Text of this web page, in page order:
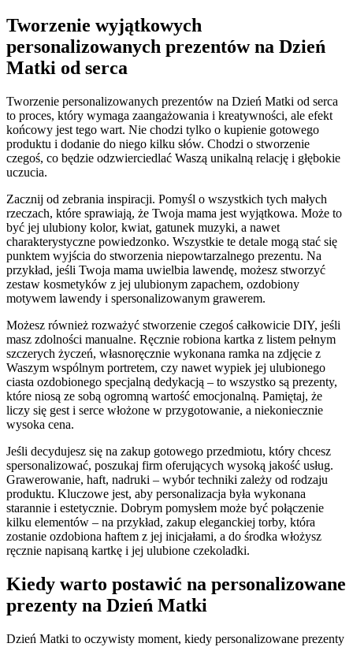
Tworzenie wyjątkowych
personalizowanych prezentów na Dzień
Matki od serca
Tworzenie personalizowanych prezentów na Dzień Matki od serca
to proces, który wymaga zaangażowania i kreatywności, ale efekt
końcowy jest tego wart. Nie chodzi tylko o kupienie gotowego
produktu i dodanie do niego kilku słów. Chodzi o stworzenie
czegoś, co będzie odzwierciedlać Waszą unikalną relację i głębokie
uczucia.
Zacznij od zebrania inspiracji. Pomyśl o wszystkich tych małych
rzeczach, które sprawiają, że Twoja mama jest wyjątkowa. Może to
być jej ulubiony kolor, kwiat, gatunek muzyki, a nawet
charakterystyczne powiedzonko. Wszystkie te detale mogą stać się
punktem wyjścia do stworzenia niepowtarzalnego prezentu. Na
przykład, jeśli Twoja mama uwielbia lawendę, możesz stworzyć
zestaw kosmetyków z jej ulubionym zapachem, ozdobiony
motywem lawendy i spersonalizowanym grawerem.
Możesz również rozważyć stworzenie czegoś całkowicie DIY, jeśli
masz zdolności manualne. Ręcznie robiona kartka z listem pełnym
szczerych życzeń, własnoręcznie wykonana ramka na zdjęcie z
Waszym wspólnym portretem, czy nawet wypiek jej ulubionego
ciasta ozdobionego specjalną dedykacją – to wszystko są prezenty,
które niosą ze sobą ogromną wartość emocjonalną. Pamiętaj, że
liczy się gest i serce włożone w przygotowanie, a niekoniecznie
wysoka cena.
Jeśli decydujesz się na zakup gotowego przedmiotu, który chcesz
spersonalizować, poszukaj firm oferujących wysoką jakość usług.
Grawerowanie, haft, nadruki – wybór techniki zależy od rodzaju
produktu. Kluczowe jest, aby personalizacja była wykonana
starannie i estetycznie. Dobrym pomysłem może być połączenie
kilku elementów – na przykład, zakup eleganckiej torby, która
zostanie ozdobiona haftem z jej inicjałami, a do środka włożysz
ręcznie napisaną kartkę i jej ulubione czekoladki.
Kiedy warto postawić na personalizowane
prezenty na Dzień Matki
Dzień Matki to oczywisty moment, kiedy personalizowane prezenty